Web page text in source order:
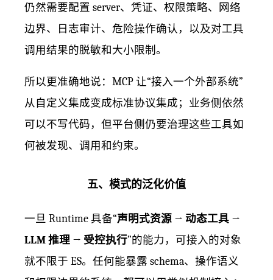
仍然需要配置 server、凭证、权限策略、网络
边界、日志审计、危险操作确认，以及对工具
调用结果的脱敏和大小限制。
所以更准确地说：MCP 让“接入一个外部系统”
从自定义集成变成标准协议集成；业务侧依然
可以不写代码，但平台侧仍要治理这些工具如
何被发现、调用和约束。
五、模式的泛化价值
一旦 Runtime 具备“声明式资源 → 动态工具 →
LLM 推理 → 受控执行”的能力，可接入的对象
就不限于 ES。任何能暴露 schema、操作语义